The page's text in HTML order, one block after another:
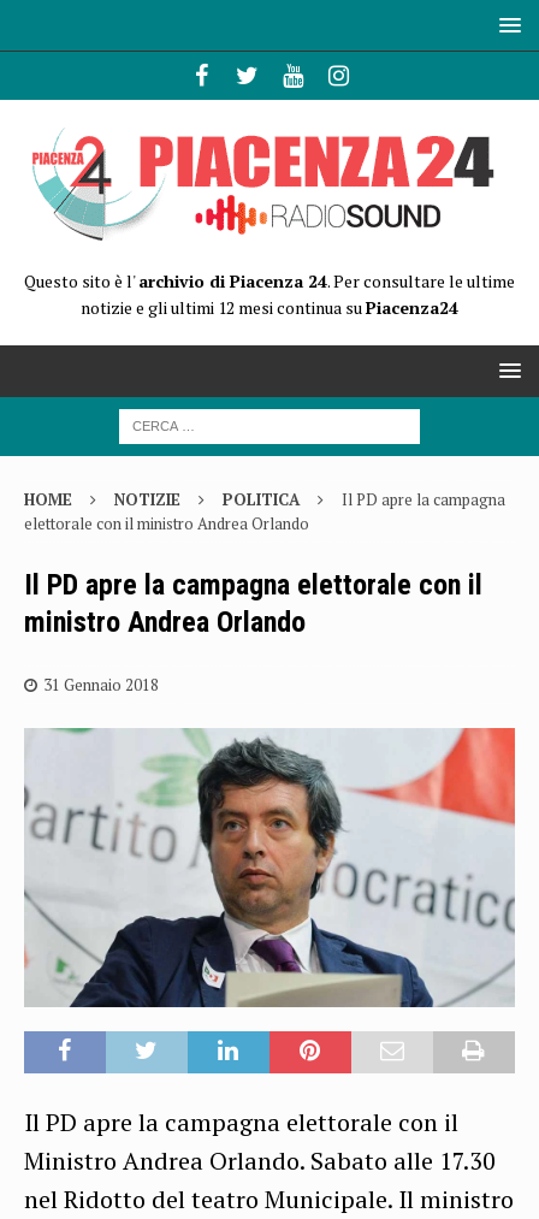
Questo sito è l'archivio di Piacenza 24. Per consultare le ultime
notizie e gli ultimi 12 mesi continua suPiacenza24
HOME NOTIZIE POLITICA
Il PD apre la campagna
elettorale con il ministro Andrea Orlando
Il PD apre la campagna elettorale con il
ministro Andrea Orlando
31 Gennaio 2018
Il PD apre la campagna elettorale con il
Ministro Andrea Orlando. Sabato alle 17.30
nel Ridotto del teatro Municipale. Il ministro